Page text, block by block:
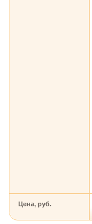
Цена, руб.